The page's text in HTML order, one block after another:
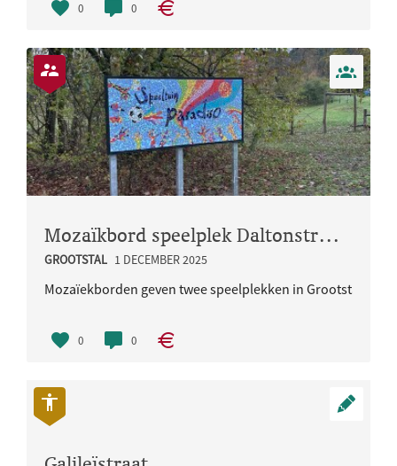
0 0
Mozaïkbord speelplek Daltonstraat
GROOTSTAL 1 DECEMBER 2025
Mozaïekborden geven twee speelplekken in Grootstal
0 0